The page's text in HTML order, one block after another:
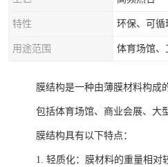
特性 环保、可循
用途范围 体育场馆、
膜结构是一种由薄膜材料构成
包括体育场馆、商业会展、大
膜结构具有以下特点：
1. 轻质化：膜材料的重量相对